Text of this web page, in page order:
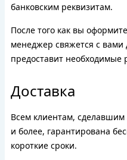
банковским реквизитам.
После того как вы
менеджер свяжется с вами
предоставит необходимые
Доставка
Всем клиентам, сделавшим
и более, гарантирована
короткие сроки.